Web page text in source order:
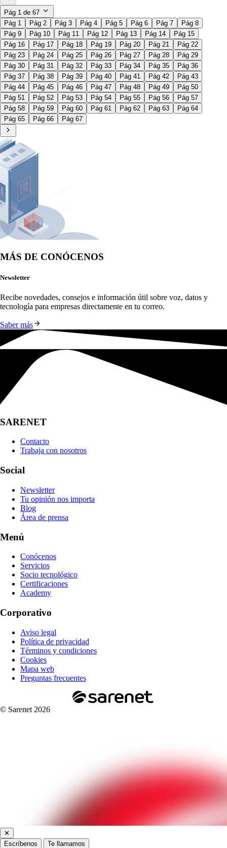
Pág 1 de 67
Pág 1
Pág 2 Pág 3 Pág 4 Pág 5 Pág 6 Pág 7
Pág 8
Pág 9
Pág 10 Pág 11 Pág 12 Pág 13 Pág 14
Pág 15
Pág 16
Pág 17 Pág 18 Pág 19 Pág 20 Pág 21
Pág 22
Pág 23
Pág 24 Pág 25 Pág 26 Pág 27 Pág 28
Pág 29
Pág 30
Pág 31 Pág 32 Pág 33 Pág 34 Pág 35
Pág 36
Pág 37
Pág 38 Pág 39 Pág 40 Pág 41 Pág 42
Pág 43
Pág 44
Pág 45 Pág 46 Pág 47 Pág 48 Pág 49
Pág 50
Pág 51
Pág 52 Pág 53 Pág 54 Pág 55 Pág 56
Pág 57
Pág 58
Pág 59 Pág 60 Pág 61 Pág 62 Pág 63
Pág 64
Pág 65
Pág 66 Pág 67
MÁS DE CONÓCENOS
Newsletter
Recibe novedades, consejos e información útil sobre voz, datos y
tecnología para empresas directamente en tu correo.
Saber más
SARENET
Contacto
Trabaja con nosotros
Social
Newsletter
Tu opinión nos importa
Blog
Área de prensa
Menú
Conócenos
Servicios
Socio tecnológico
Certificaciones
Academy
Corporativo
Aviso legal
Política de privacidad
Términos y condiciones
Cookies
Mapa web
Preguntas frecuentes
© Sarenet 2026
✕
Escríbenos
Te llamamos